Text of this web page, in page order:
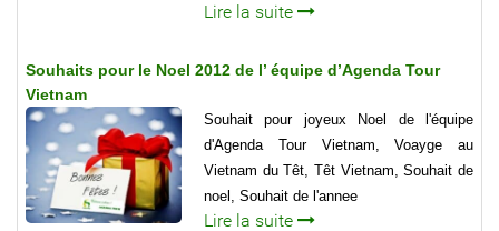
Lire la suite
Souhaits pour le Noel 2012 de l’ équipe d’Agenda Tour
Vietnam
Souhait pour joyeux Noel de l'équipe
d'Agenda Tour Vietnam, Voayge au
Vietnam du Têt, Têt Vietnam, Souhait de
noel, Souhait de l'annee
Lire la suite